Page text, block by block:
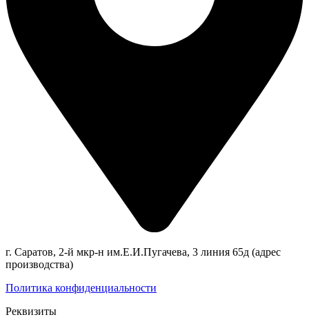
г. Саратов, 2-й мкр-н им.Е.И.Пугачева, 3 линия 65д (адрес
производства)
Политика конфиденциальности
Реквизиты